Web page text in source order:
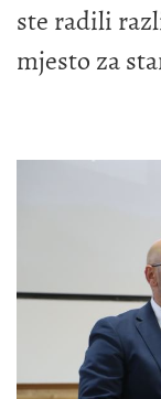
ste radili
mjesto za